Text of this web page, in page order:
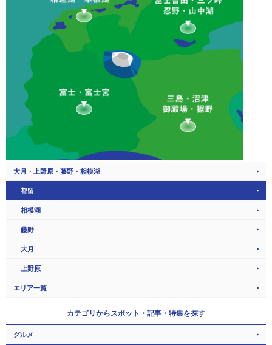
大月・上野原・藤野・相模湖
都留
相模湖
藤野
大月
上野原
エリア一覧
カテゴリからスポット・記事・特集を探す
グルメ